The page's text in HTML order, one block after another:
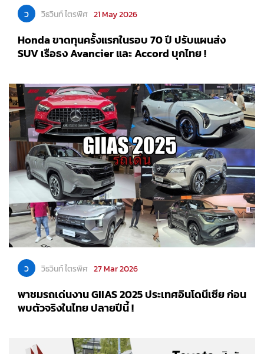
ว วิธวินท์ ไตรพิศ 21 May 2026
Honda ขาดทุนครั้งแรกในรอบ 70 ปี ปรับแผนส่ง
SUV เรือธง Avancier และ Accord บุกไทย !
ว วิธวินท์ ไตรพิศ 27 Mar 2026
พาชมรถเด่นงาน GIIAS 2025 ประเทศอินโดนีเซีย ก่อน
พบตัวจริงในไทย ปลายปีนี้ !